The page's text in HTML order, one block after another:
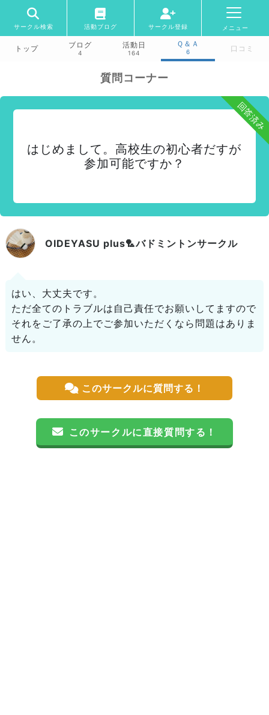
サークル検索 活動ブログ サークル登録 メニュー
トップ ブログ
4
活動日
164
Ｑ＆Ａ
6 口コミ
質問コーナー
回答済み
はじめまして。高校生の初心者だすが
参加可能ですか？
OIDEYASU plus🏸バドミントンサークル
はい、大丈夫です。
ただ全てのトラブルは自己責任でお願いしてますので
それをご了承の上でご参加いただくなら問題はありま
せん。
このサークルに質問する！
このサークルに直接質問する！